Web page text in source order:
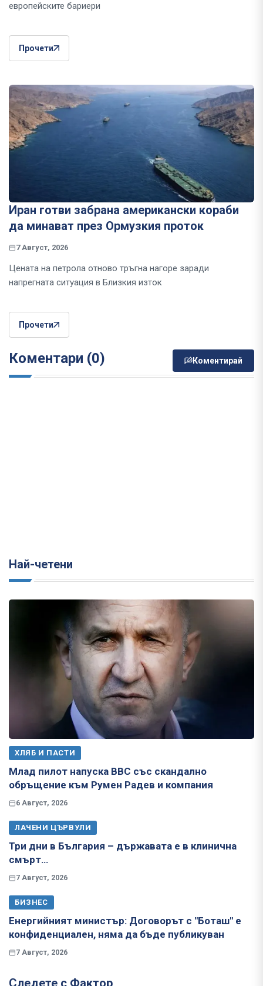
европейските бариери
Прочети
Иран готви забрана американски кораби
да минават през Ормузкия проток
7 Август, 2026
Цената на петрола отново тръгна нагоре заради
напрегната ситуация в Близкия изток
Прочети
Коментари (0) Коментирай
Най-четени
ХЛЯБ И ПАСТИ
Млад пилот напуска ВВС със скандално
обръщение към Румен Радев и компания
6 Август, 2026
ЛАЧЕНИ ЦЪРВУЛИ
Три дни в България – държавата е в клинична
смърт…
7 Август, 2026
БИЗНЕС
Енергийният министър: Договорът с "Боташ" е
конфиденциален, няма да бъде публикуван
7 Август, 2026